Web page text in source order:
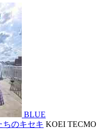
BLUE
ちのキセキ KOEI TECMO